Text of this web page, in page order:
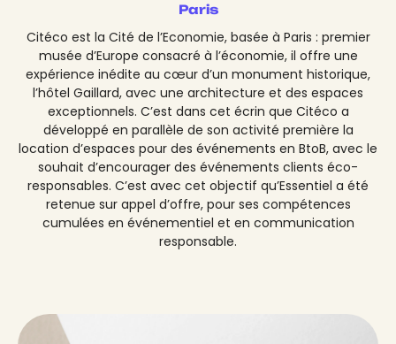
Paris
Citéco est la Cité de l’Economie, basée à Paris : premier
musée d’Europe consacré à l’économie, il offre une
expérience inédite au cœur d’un monument historique,
l’hôtel Gaillard, avec une architecture et des espaces
exceptionnels. C’est dans cet écrin que Citéco a
développé en parallèle de son activité première la
location d’espaces pour des événements en BtoB, avec le
souhait d’encourager des événements clients éco-
responsables. C’est avec cet objectif qu’Essentiel a été
retenue sur appel d’offre, pour ses compétences
cumulées en événementiel et en communication
responsable.